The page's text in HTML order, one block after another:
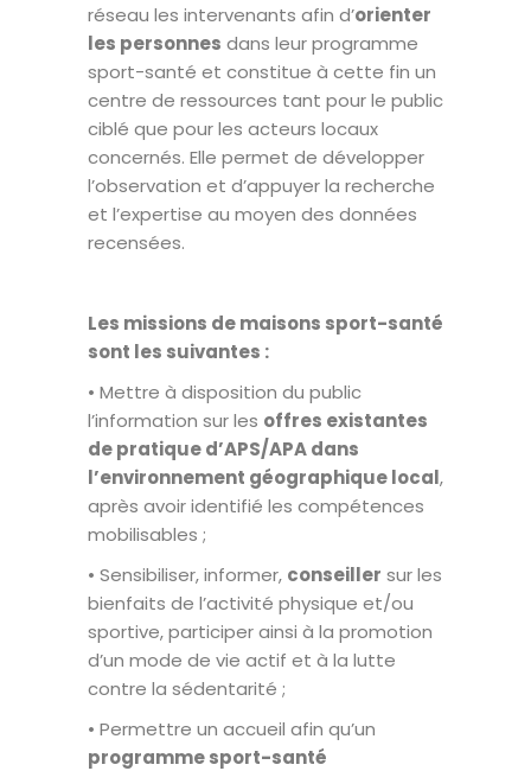
réseau les intervenants afin d’orienter
les personnes dans leur programme
sport-santé et constitue à cette fin un
centre de ressources tant pour le public
ciblé que pour les acteurs locaux
concernés. Elle permet de développer
l’observation et d’appuyer la recherche
et l’expertise au moyen des données
recensées.
Les missions de maisons sport-santé
sont les suivantes :
• Mettre à disposition du public
l’information sur les offres existantes
de pratique d’APS/APA dans
l’environnement géographique local,
après avoir identifié les compétences
mobilisables ;
• Sensibiliser, informer, conseiller sur les
bienfaits de l’activité physique et/ou
sportive, participer ainsi à la promotion
d’un mode de vie actif et à la lutte
contre la sédentarité ;
• Permettre un accueil afin qu’un
programme sport-santé